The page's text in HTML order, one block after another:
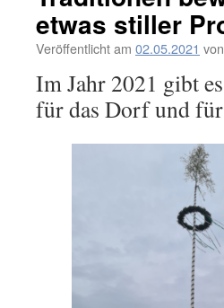
etwas stiller
Veröffentlicht am 02.05.2021 von
Im Jahr 2021 gibt
für das Dorf und